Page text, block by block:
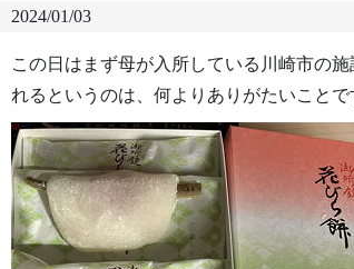
2024/01/03
この日はまず母が入所している川崎市の
れるというのは、何よりありがたいことで